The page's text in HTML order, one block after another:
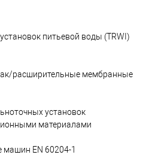
питьевой воды (TRWI)
расширительные мембранные
установок
материалами
машин EN 60204-1